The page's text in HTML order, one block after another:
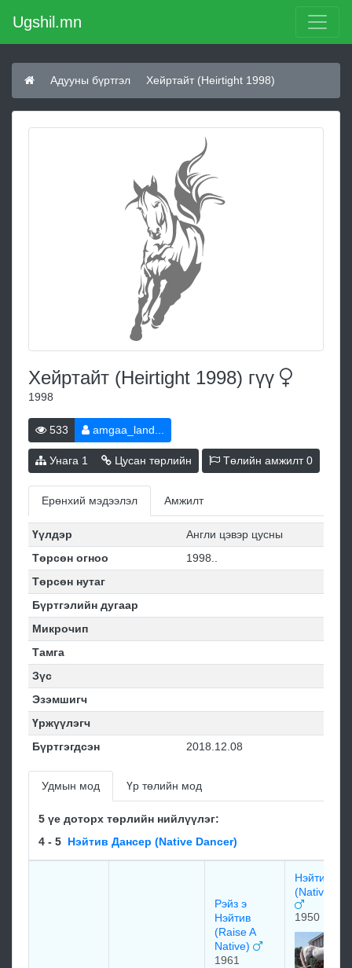
Ugshil.mn
Адууны бүртгэл Хейpтaйт (Heirtight 1998)
Хейpтaйт (Heirtight 1998) гүү
1998
533 amgaa_land...
Унага 1 Цусан төрлийн Төлийн амжилт0
Ерөнхий мэдээлэл Амжилт
Үүлдэр
Англи цэвэр цусны
Төрсөн огноо
1998..
Төрсөн нутаг
Бүртгэлийн дугаар
Микрочип
Тамга
Зүс
Эзэмшигч
Үржүүлэгч
Бүртгэгдсэн
2018.12.08
Удмын мод Үр төлийн мод
5 үе доторх төрлийн нийлүүлэг:
4 - 5 Нэйтив Дансер (Native Dancer)
Рэйз э
Нэйтив
(Raise A
Native)
1961
Нэйтив
(Native
1950